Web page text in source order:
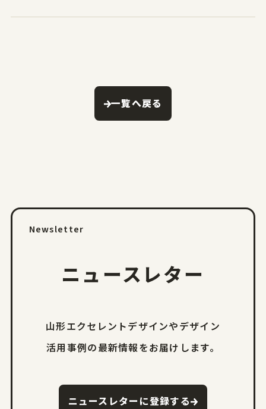
一覧へ戻る
Newsletter
ニュースレター
山形エクセレントデザインやデザイン
活用事例の最新情報をお届けします。
ニュースレターに登録する